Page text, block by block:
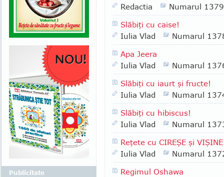
Redactia
Numarul 1379
Slăbiţi cu caise!
Iulia Vlad
Numarul
Apa Jeera
Iulia Vlad
Numarul
Slăbiţi cu iaurt şi fructe!
Iulia Vlad
Numarul
Slăbiţi cu hibiscus!
Iulia Vlad
Numarul
Reţete cu CIREŞE şi VIŞINE
Iulia Vlad
Numarul
Regimul Oshawa
Publicitate